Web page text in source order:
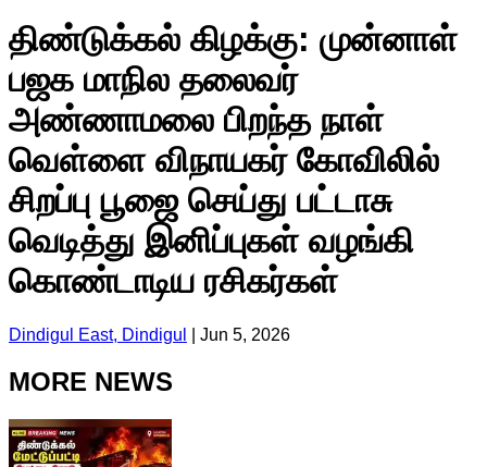
திண்டுக்கல் கிழக்கு: முன்னாள்
பஜக மாநில தலைவர்
அண்ணாமலை பிறந்த நாள்
வெள்ளை விநாயகர் கோவிலில்
சிறப்பு பூஜை செய்து பட்டாசு
வெடித்து இனிப்புகள் வழங்கி
கொண்டாடிய ரசிகர்கள்
Dindigul East, Dindigul Jun 5, 2026
MORE NEWS